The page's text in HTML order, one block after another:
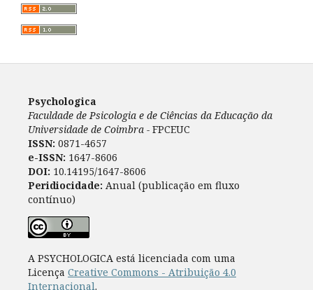
Psychologica
Faculdade de Psicologia e de Ciências da Educação da
Universidade de Coimbra - FPCEUC
ISSN: 0871-4657
e-ISSN: 1647-8606
DOI: 10.14195/1647-8606
Peridiocidade: Anual (publicação em fluxo
contínuo)
A PSYCHOLOGICA está licenciada com uma
Licença Creative Commons - Atribuição 4.0
Internacional.